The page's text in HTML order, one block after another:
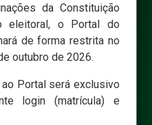
da Constituição
eleitoral, o Portal do
de forma restrita no
outubro de 2026.
Portal será exclusivo
login (matrícula) e